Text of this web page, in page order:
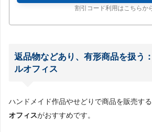
割引コード利用はこちらか
返品物などあり、有形商品を扱う
ルオフィス
ハンドメイド作品やせどりで商品を販売す
オフィスがおすすめです。